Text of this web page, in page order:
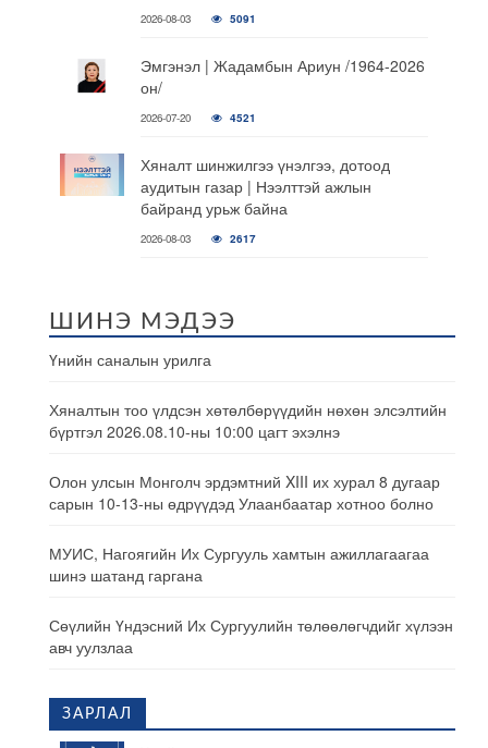
2026-08-03 5091
Эмгэнэл | Жадамбын Ариун /1964-2026
он/
2026-07-20 4521
Хяналт шинжилгээ үнэлгээ, дотоод
аудитын газар | Нээлттэй ажлын
байранд урьж байна
2026-08-03 2617
ШИНЭ МЭДЭЭ
Үнийн саналын урилга
Хяналтын тоо үлдсэн хөтөлбөрүүдийн нөхөн элсэлтийн
бүртгэл 2026.08.10-ны 10:00 цагт эхэлнэ
Олон улсын Монголч эрдэмтний XIII их хурал 8 дугаар
сарын 10-13-ны өдрүүдэд Улаанбаатар хотноо болно
МУИС, Нагоягийн Их Сургууль хамтын ажиллагаагаа
шинэ шатанд гаргана
Сөүлийн Үндэсний Их Сургуулийн төлөөлөгчдийг хүлээн
авч уулзлаа
ЗАРЛАЛ